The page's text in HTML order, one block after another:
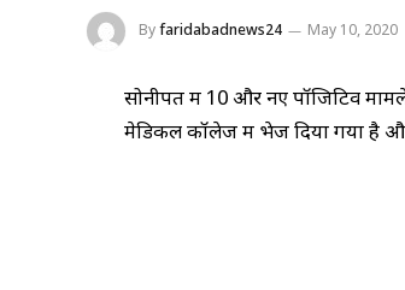
Byfaridabadnews24 May 10, 2020
सोनीपत में 10 और नए पॉजिटिव
मेडिकल कॉलेज में भेज दिया गया है और